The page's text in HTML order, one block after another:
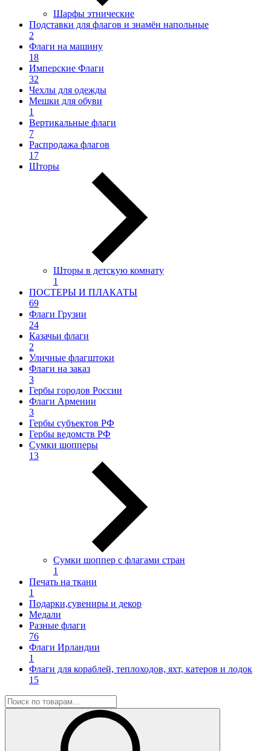
Шарфы этнические
Подставки для флагов и знамён напольные
2
Флаги на машину
18
Имперские Флаги
32
Чехлы для одежды
Мешки для обуви
1
Вертикальные флаги
7
Распродажа флагов
17
Шторы
Шторы в детскую комнату
1
ПОСТЕРЫ И ПЛАКАТЫ
69
Флаги Грузии
24
Казачьи флаги
2
Уличные флагштоки
Флаги на заказ
3
Гербы городов России
Флаги Армении
3
Гербы субъектов РФ
Гербы ведомств РФ
Сумки шопперы
13
Сумки шоппер с флагами стран
1
Печать на ткани
1
Подарки,сувениры и декор
Медали
Разные флаги
76
Флаги Ирландии
1
Флаги для кораблей, теплоходов, яхт, катеров и лодок
15